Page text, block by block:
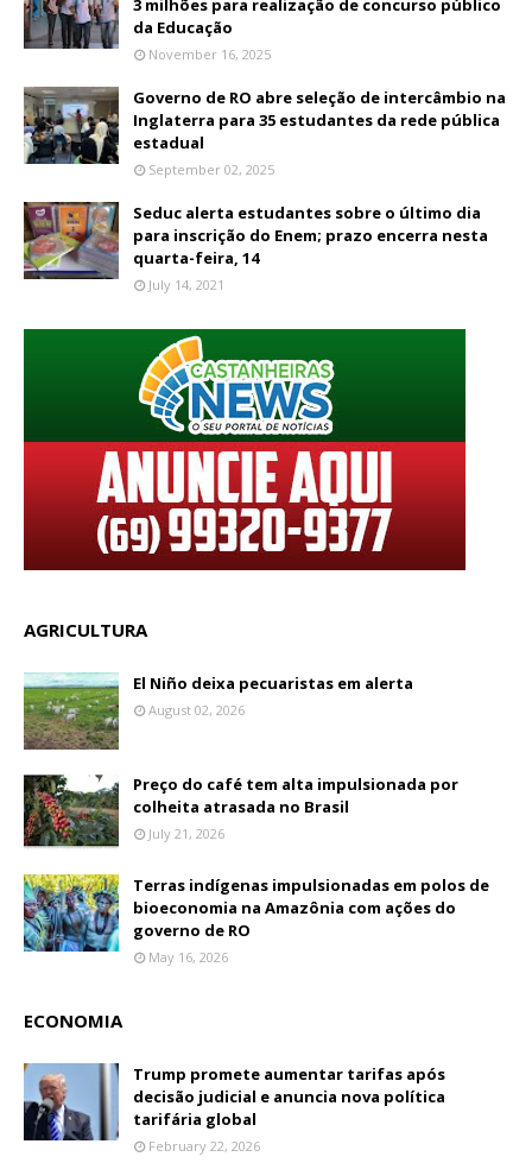
3 milhões para realização de concurso público
da Educação
November 16, 2025
Governo de RO abre seleção de intercâmbio na
Inglaterra para 35 estudantes da rede pública
estadual
September 02, 2025
Seduc alerta estudantes sobre o último dia
para inscrição do Enem; prazo encerra nesta
quarta-feira, 14
July 14, 2021
AGRICULTURA
El Niño deixa pecuaristas em alerta
August 02, 2026
Preço do café tem alta impulsionada por
colheita atrasada no Brasil
July 21, 2026
Terras indígenas impulsionadas em polos de
bioeconomia na Amazônia com ações do
governo de RO
May 16, 2026
ECONOMIA
Trump promete aumentar tarifas após
decisão judicial e anuncia nova política
tarifária global
February 22, 2026